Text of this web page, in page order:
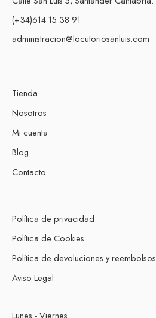
(+34)614 15 38 91
administracion@locutoriosanluis.com
Tienda
Nosotros
Mi cuenta
Blog
Contacto
Política de privacidad
Política de Cookies
Política de devoluciones y reembolsos
Aviso Legal
Lunes - Viernes